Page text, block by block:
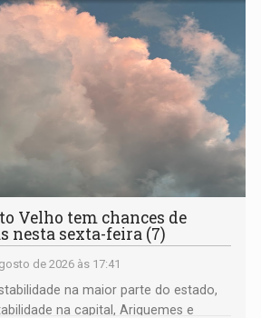
Velho tem chances de
nesta sexta-feira (7)
de 2026 às 17:41
na maior parte do estado,
na capital, Ariquemes e